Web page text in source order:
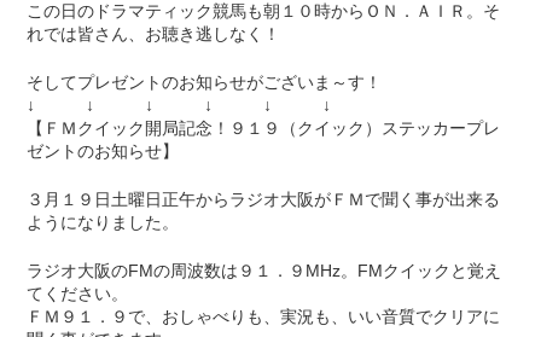
この日のドラマティック競馬も朝１０時からＯＮ．ＡＩＲ。そ
れでは皆さん、お聴き逃しなく！
そしてプレゼントのお知らせがございま～す！
↓ ↓ ↓ ↓ ↓ ↓
【ＦＭクイック開局記念！９１９（クイック）ステッカープレ
ゼントのお知らせ】
３月１９日土曜日正午からラジオ大阪がＦＭで聞く事が出来る
ようになりました。
ラジオ大阪のFMの周波数は９１．９MHz。FMクイックと覚え
てください。
ＦＭ９１．９で、おしゃべりも、実況も、いい音質でクリアに